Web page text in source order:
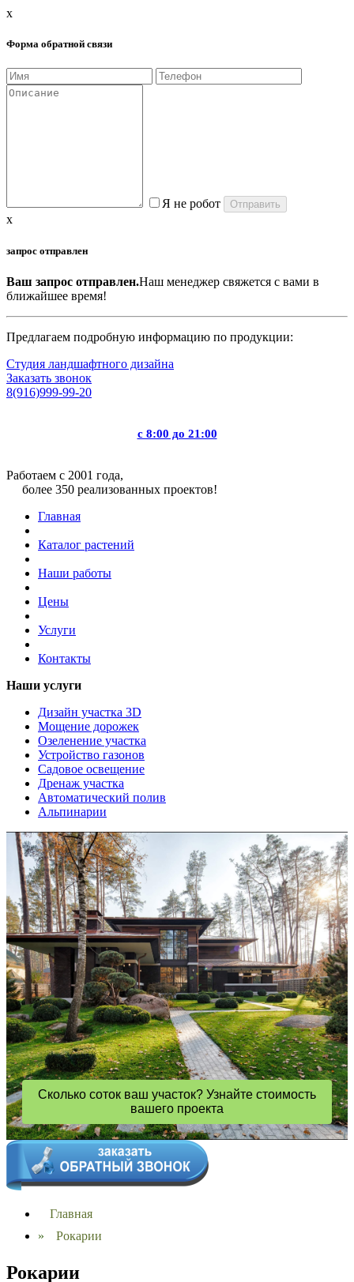
x
Форма обратной связи
Я не робот
x
запрос отправлен
Ваш запрос отправлен.Наш менеджер свяжется с вами в
ближайшее время!
Предлагаем подробную информацию по продукции:
Студия ландшафтного дизайна
Заказать звонок
8(916)999-99-20
с 8:00 до 21:00
Работаем с 2001 года,
более 350 реализованных проектов!
Главная
Каталог растений
Наши работы
Цены
Услуги
Контакты
Наши услуги
Дизайн участка 3D
Мощение дорожек
Озеленение участка
Устройство газонов
Садовое освещение
Дренаж участка
Автоматический полив
Альпинарии
Сколько соток ваш участок? Узнайте стоимость
вашего проекта
Главная
»
Рокарии
Рокарии